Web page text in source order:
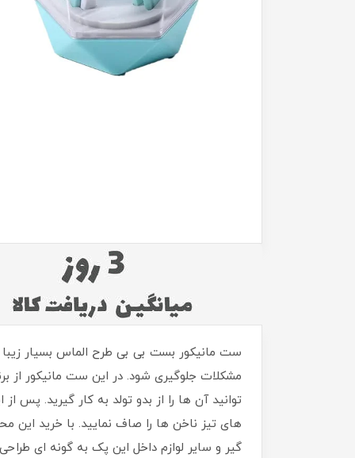
مشکلات جلوگیری شود. در این ست مانیکور
های تیز ناخن ها را صاف نمایید. با خرید این
گیر و سایر لوازم داخل این پک به گونه ای